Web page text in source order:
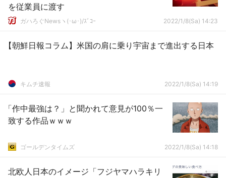
を従業員に渡す
ガハろぐNewsヽ(･ω･)/ｽﾞｺｰ 2022/1/8(Sa) 14:23
【朝鮮日報コラム】米国の肩に乗り宇宙まで進出する日本
キムチ速報 2022/1/8(Sa) 14:19
「作中最強は？」と聞かれて意見が100％一
致する作品ｗｗｗ
ゴールデンタイムズ 2022/1/8(Sa) 14:18
北欧人日本のイメージ「フジヤマハラキリ